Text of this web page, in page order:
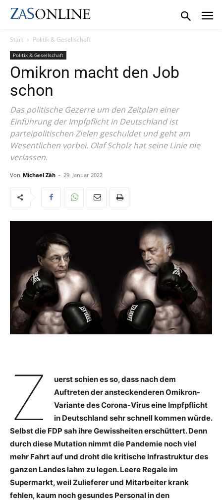
Start Politik & Gesellschaft
Politik & Gesellschaft
Omikron macht den Job
schon
Das politische Gezerre um den Zeitplan einer
Einführung der Impfpflicht in Deutschland ist
parteipolitischen Zielen geschuldet und geht am
Wesentlichen vorbei. Olaf Scholz hat seine Linie nie
verlassen.
Von Michael Zäh - 29. Januar 2022
Z
uerst schien es so, dass nach dem
Auftreten der ansteckenderen Omikron-
Variante des Corona-Virus eine Impfpflicht
in Deutschland sehr schnell kommen würde.
Selbst die FDP sah ihre Gewissheiten erschüttert. Denn
durch diese Mutation nimmt die Pandemie noch viel
mehr Fahrt auf und droht die kritische Infrastruktur des
ganzen Landes lahm zu legen. Leere Regale im
Supermarkt, weil Zulieferer und Mitarbeiter krank
fehlen, kaum noch gesundes Personal in den